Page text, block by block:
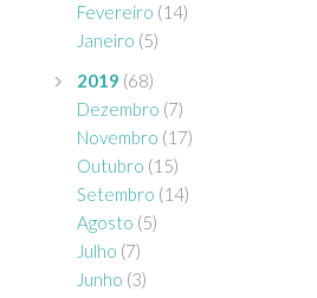
Fevereiro (14)
Janeiro (5)
2019 (68)
Dezembro (7)
Novembro (17)
Outubro (15)
Setembro (14)
Agosto (5)
Julho (7)
Junho (3)